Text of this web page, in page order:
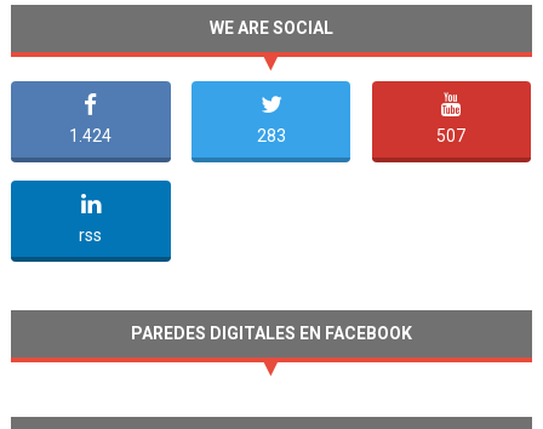
WE ARE SOCIAL
1.424 283 507
rss
PAREDES DIGITALES EN FACEBOOK